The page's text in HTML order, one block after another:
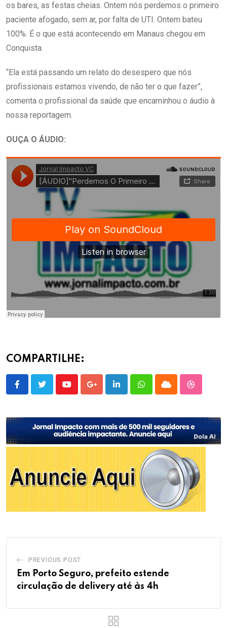
os bares, as festas cheias. Ontem nós perdemos o primeiro
paciente afogado, sem ar, por falta de UTI. Ontem bateu
100%. É o que está acontecendo em Manaus chegou em
Conquista.
“Ela está passando um relato do desespero que nós
profissionais estamos vivendo, de não ter o que fazer”,
comenta o profissional da saúde que encaminhou o áudio à
nossa reportagem.
OUÇA O ÁUDIO:
COMPARTILHE:
YoutubeGoogle+LinkedInWhatsappCloud
PREVIOUS POST
Em Porto Seguro, prefeito estende
circulação de delivery até às 4h